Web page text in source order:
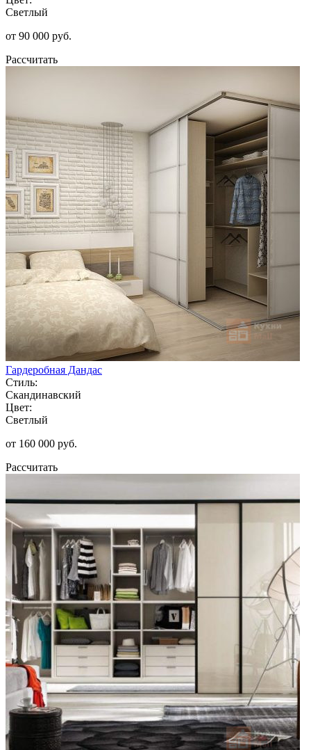
Светлый
от 90 000 руб.
Рассчитать
Гардеробная Дандас
Стиль:
Скандинавский
Цвет:
Светлый
от 160 000 руб.
Рассчитать